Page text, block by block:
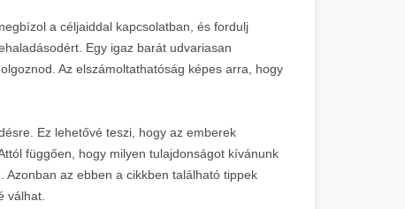
a céljaiddal kapcsolatban, és fordulj
Egy igaz barát udvariasan
Az elszámoltathatóság képes arra, hogy
Ez lehetővé teszi, hogy az emberek
függően, hogy milyen tulajdonságot kívánunk
az ebben a cikkben található tippek
válhat.